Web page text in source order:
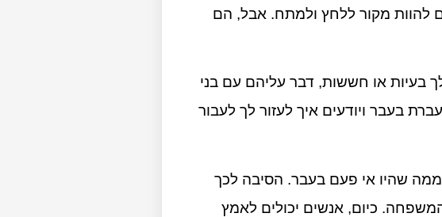
להוות מקור ללחץ ולמתח. אבל, הם
בעיות או חששות, דבר עליהם עם בני
בעבר ויודעים איך לעזור לך לעבור
ממה שהיו אי פעם בעבר. הסיבה לכך
כיום, אנשים יכולים לאמץ